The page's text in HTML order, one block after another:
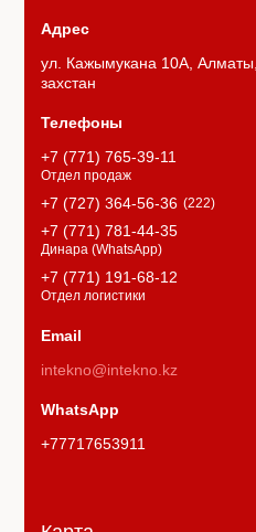
ул. Кажымукана 10А,
захстан
+7 (771) 765-39-11
Отдел продаж
+7 (727) 364-56-36 222
+7 (771) 781-44-35
Динара (WhatsApp)
+7 (771) 191-68-12
Отдел логистики
intekno@intekno.kz
+77717653911